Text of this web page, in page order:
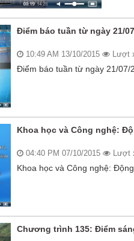
Điểm báo tuần từ ngày 21/
10:49 AM 13/10/2015 Lượt
Điểm báo tuần từ ngày 21/07/
Khoa học và Công nghệ:
04:40 PM 07/10/2015 Lượt
Khoa học và Công nghệ:
Chương trình 135: Điểm